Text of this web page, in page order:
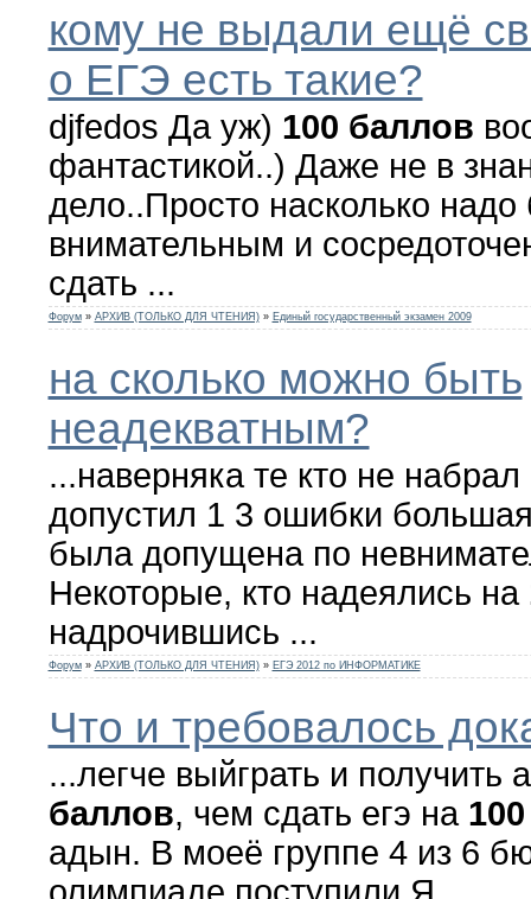
кому не выдали ещё
о ЕГЭ есть такие?
djfedos Да уж) 100 баллов
фантастикой..) Даже не в
дело..Просто насколько надо
внимательным и
сдать ...
Форум » АРХИВ (ТОЛЬКО ДЛЯ ЧТЕНИЯ) » Единый государственный экзамен 2009
на сколько можно быть
неадекватным?
...наверняка те кто не набрал
допустил 1 3 ошибки
была допущена по
Некоторые, кто надеялись на
надрочившись ...
Форум » АРХИВ (ТОЛЬКО ДЛЯ ЧТЕНИЯ) » ЕГЭ 2012 по ИНФОРМАТИКЕ
Что и требовалось
...легче выйграть и получить
баллов, чем сдать егэ на 100
адын. В моеё группе 4 из 6